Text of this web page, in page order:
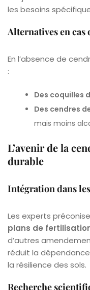
les besoins
Alternatives en cas
En l’absence de
:
Des coquilles
Des cendres
mais moins
L’avenir de la
durable
Intégration dans
Les experts
plans de
d’autres
réduit la
la résilience des sols.
Recherche